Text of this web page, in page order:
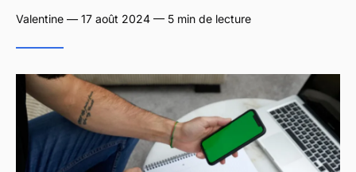
Valentine — 17 août 2024 — 5 min de lecture